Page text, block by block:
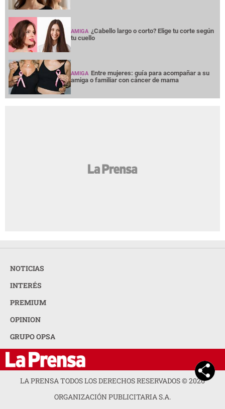
AMIGA ¿Cabello largo o corto? Elige tu corte según
tu cuello
AMIGA Entre mujeres: guía para acompañar a su
amiga o familiar con cáncer de mama
NOTICIAS
INTERÉS
PREMIUM
OPINION
GRUPO OPSA
LA PRENSA TODOS LOS DERECHOS RESERVADOS ©2026
ORGANIZACIÓN PUBLICITARIA S.A.